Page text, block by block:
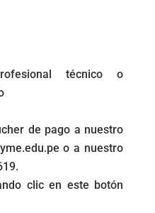
técnico o
de pago a nuestro
o a nuestro
clic en este botón